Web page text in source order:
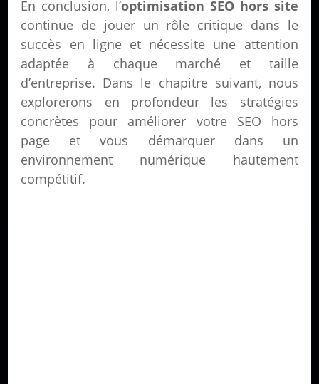
En conclusion, l’optimisation SEO hors site
continue de jouer un rôle critique dans le
succès en ligne et nécessite une attention
adaptée à chaque marché et taille
d’entreprise. Dans le chapitre suivant, nous
explorerons en profondeur les stratégies
concrètes pour améliorer votre SEO hors
page et vous démarquer dans un
environnement numérique hautement
compétitif.